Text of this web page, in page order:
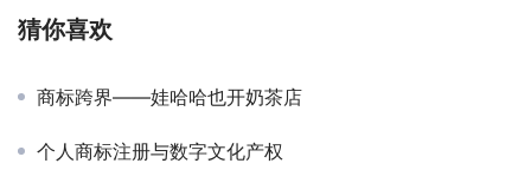
猜你喜欢
商标跨界——娃哈哈也开奶茶店
个人商标注册与数字文化产权